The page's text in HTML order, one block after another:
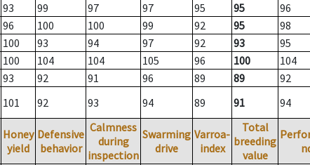
93 99 97 97 95 95
96
96 100 100 99 92 95
98
100 93 94 97 92 93
95
100 104 104 105 96 100
104
93 92 91 96 89 89
92
101 92 93 94 89 91 94
Honey
yield
Defensive
behavior
Calmness
during
inspection
Swarming
drive
Varroa-
index
Total
breeding
value